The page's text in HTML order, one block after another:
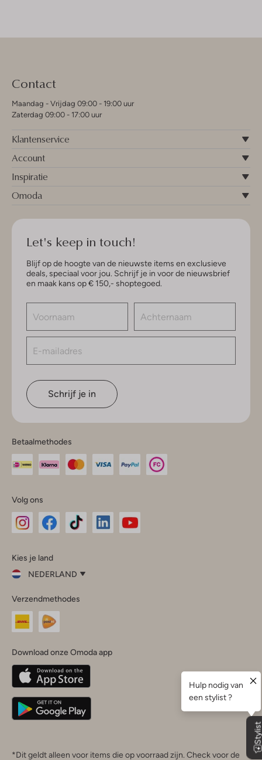
Contact
Maandag - Vrijdag 09:00 - 19:00 uur
Zaterdag 09:00 - 17:00 uur
Klantenservice
Account
Inspiratie
Omoda
Let's keep in touch!
Blijf op de hoogte van de nieuwste items en exclusieve
deals, speciaal voor jou. Schrijf je in voor de nieuwsbrief
en maak kans op € 150,- shoptegoed.
Schrijf je in
Betaalmethodes
Volg ons
InstagramFacebook
Kies je land
NEDERLAND
je
land
Nederland
Belgique(Français)
Deutschland
Verzendmethodes
Download onze Omoda app
*Dit geldt alleen voor items die op voorraad zijn. Check voor de